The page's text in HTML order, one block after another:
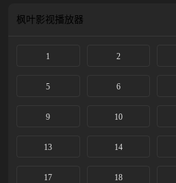
于生死之间的磨砺中，一步步走向强者巅峰。
枫叶影视播放器
1 2
5 6
9 10
13 14
17 18